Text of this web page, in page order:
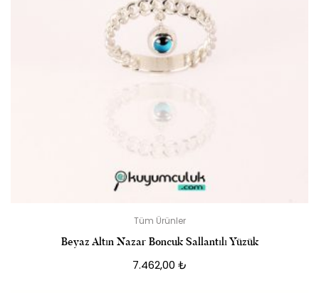
Tüm Ürünler
Beyaz Altın Nazar Boncuk Sallantılı Yüzük
7.462,00 ₺